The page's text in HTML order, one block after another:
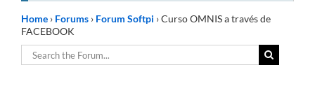
Home › Forums › Forum Softpi ›Curso OMNIS a través de
FACEBOOK